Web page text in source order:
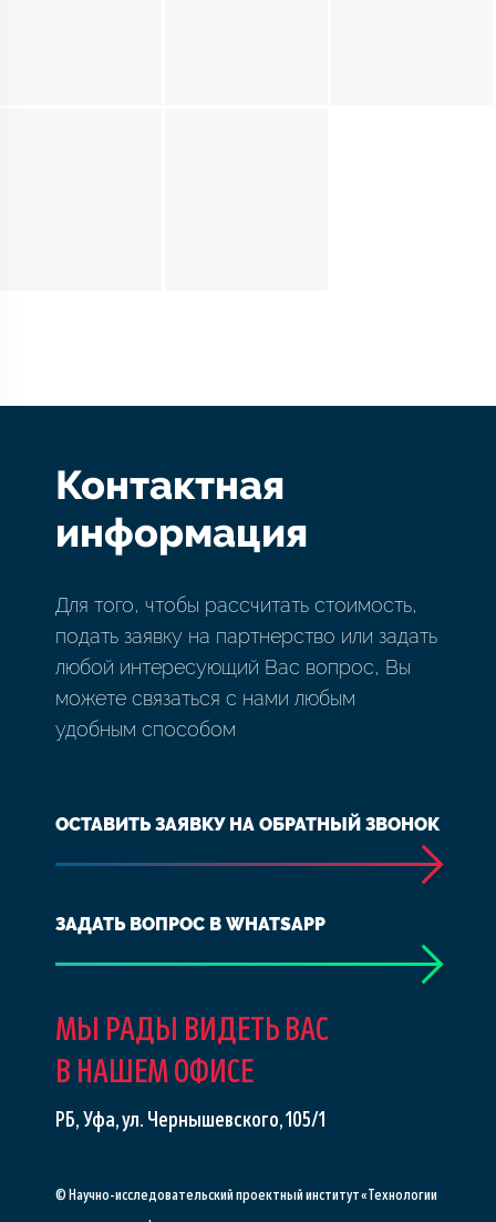
Контактная
информация
Для того, чтобы рассчитать стоимость,
подать заявку на партнерство или задать
любой интересующий Вас вопрос, Вы
можете связаться с нами любым
удобным способом
ОСТАВИТЬ ЗАЯВКУ НА ОБРАТНЫЙ ЗВОНОК
ЗАДАТЬ ВОПРОС В WHATSAPP
МЫ РАДЫ ВИДЕТЬ ВАС
В НАШЕМ ОФИСЕ
РБ, Уфа, ул. Чернышевского, 105/1
© Научно-исследовательский проектный институт «Технологии